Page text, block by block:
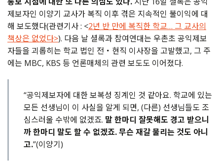
제보자인 이양기 교사가 복직 이후 겪은 지속적인 불이익에 대
해 보도했다(관련기사 : <2년 반 만에 복직한 학교… 그 교사의
책상은 없었다>). 다음 날 셜록과 참여연대는 우촌초 공익제보
자들을 괴롭히는 학교 법인 전・현직 이사장을 고발했고, 그 주
에는 MBC, KBS 등 언론매체의 관련 보도도 이어졌다.
“공익제보자에 대한 보복성 징계인 것 같아요. 학교에 있는
모든 선생님이 이 사실을 알게 되면, (다른) 선생님들도 조
심스러울 수밖에 없겠죠. 말 한마디 잘못해도 경고 받으니
까 한마디 말도 할 수 없겠죠. 무슨 재갈 물리는 것도 아니
고.”(이양기)